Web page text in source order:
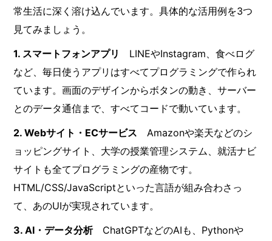
常生活に深く溶け込んでいます。具体的な活用例を3つ
見てみましょう。
1. スマートフォンアプリ
LINEやInstagram、食べログ
など、毎日使うアプリはすべてプログラミングで作られ
ています。画面のデザインからボタンの動き、サーバー
とのデータ通信まで、すべてコードで動いています。
2. Webサイト・ECサービス Amazonや楽天などのシ
ョッピングサイト、大学の授業管理システム、就活ナビ
サイトも全てプログラミングの産物です。
HTML/CSS/JavaScriptといった言語が組み合わさっ
て、あのUIが実現されています。
3. AI・データ分析ChatGPTなどのAIも、Pythonや